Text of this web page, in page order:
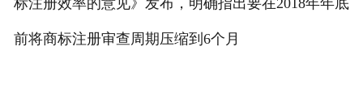
标注册效率的意见》发布，明确指出要在2018年年底
前将商标注册审查周期压缩到6个月